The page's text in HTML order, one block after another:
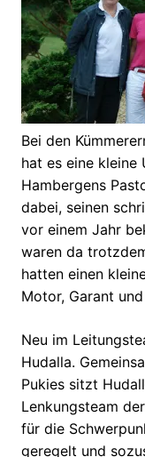
Bei den
hat es eine kleine
Hambergens
dabei, seinen
vor einem Jahr
waren da
hatten einen
Motor, Garant
Neu im
Hudalla.
Pukies sitzt
Lenkungsteam
für die
geregelt und